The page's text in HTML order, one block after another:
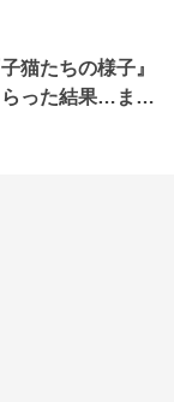
猫たちの様子』
らった結果…ま…